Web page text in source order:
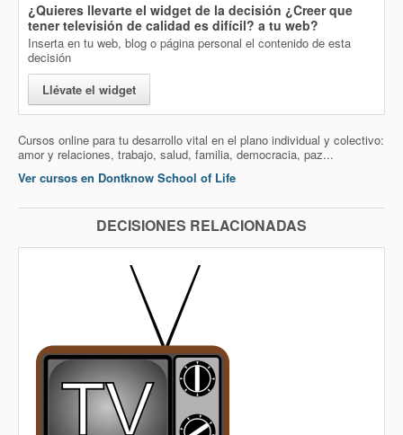
¿Quieres llevarte el widget de la decisión ¿Creer que
tener televisión de calidad es difícil? a tu web?
Inserta en tu web, blog o página personal el contenido de esta
decisión
Llévate el widget
Cursos online para tu desarrollo vital en el plano individual y colectivo:
amor y relaciones, trabajo, salud, familia, democracia, paz...
Ver cursos en Dontknow School of Life
DECISIONES RELACIONADAS